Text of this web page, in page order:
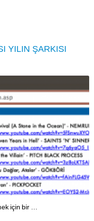
YILIN ŞARKISI
için bir …